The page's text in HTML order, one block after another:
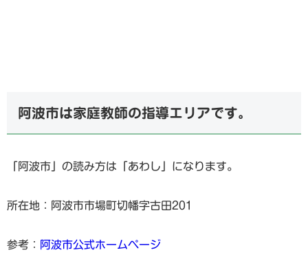
阿波市は家庭教師の指導エリアです。
「阿波市」の読み方は「あわし」になります。
所在地：阿波市市場町切幡字古田201
参考： 阿波市公式ホームページ